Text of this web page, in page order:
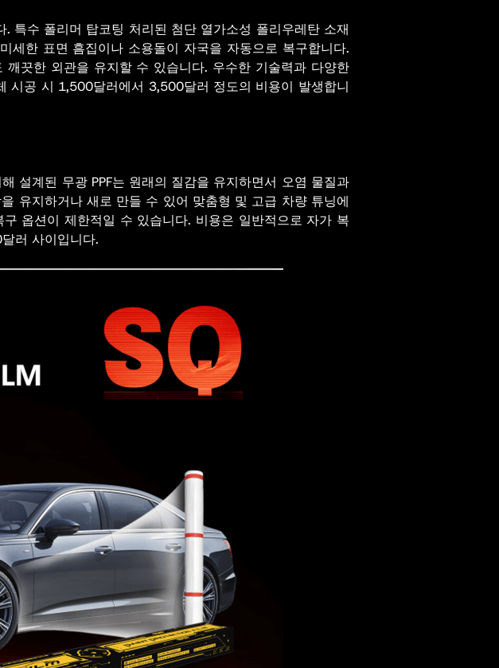
특수 폴리머 탑코팅 처리된 첨단 열가소성 폴리우레탄 소재
한 표면 흠집이나 소용돌이 자국을 자동으로 복구합니다.
끗한 외관을 유지할 수 있습니다. 우수한 기술력과 다양한
시공 시 1,500달러에서 3,500달러 정도의 비용이 발생합니
설계된 무광 PPF는 원래의 질감을 유지하면서 오염 물질과
유지하거나 새로 만들 수 있어 맞춤형 및 고급 차량 튜닝에
옵션이 제한적일 수 있습니다. 비용은 일반적으로 자가 복
러 사이입니다.